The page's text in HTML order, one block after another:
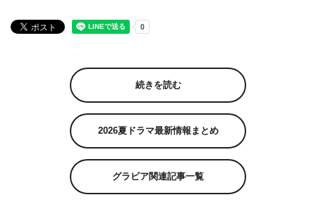
続きを読む
2026夏ドラマ最新情報まとめ
グラビア関連記事一覧